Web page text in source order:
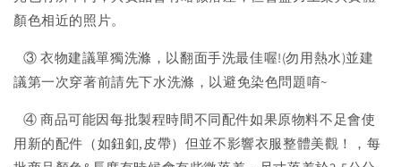
顏色相近的照片。
③ 衣物建議單獨洗滌，以翻面手洗最佳喔!(勿用熱水)並建
議第一次穿著前請先下水洗滌，以避免染色問題唷~
④ 商品可能因每批製程時間不同配件如果原物料不足會使
用新的配件（如鈕釦,皮帶）但並不影響衣服整體美觀！，每